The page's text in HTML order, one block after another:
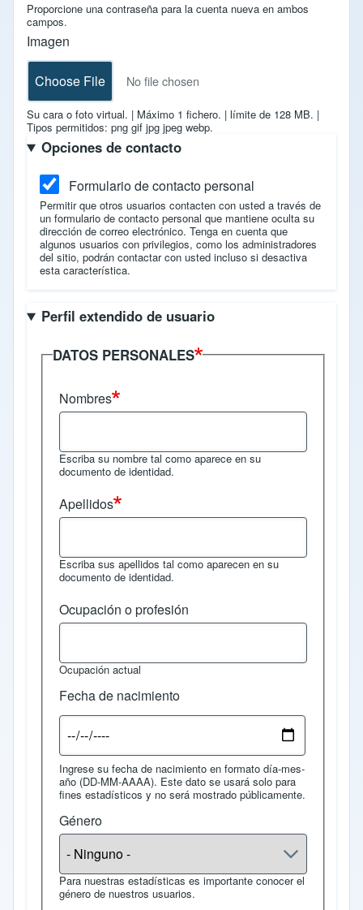
Proporcione una contraseña para la cuenta nueva en ambos
campos.
Imagen
Choose File No file chosen
Su cara o foto virtual. | Máximo 1 fichero. | límite de 128 MB. |
Tipos permitidos: png gif jpg jpeg webp.
Opciones de contacto
Formulario de contacto personal
Permitir que otros usuarios contacten con usted a través de
un formulario de contacto personal que mantiene oculta su
dirección de correo electrónico. Tenga en cuenta que
algunos usuarios con privilegios, como los administradores
del sitio, podrán contactar con usted incluso si desactiva
esta característica.
Perfil extendido de usuario
DATOS PERSONALES
Nombres
Escriba su nombre tal como aparece en su
documento de identidad.
Apellidos
Escriba sus apellidos tal como aparecen en su
documento de identidad.
Ocupación o profesión
Ocupación actual
Fecha de nacimiento
Fecha
Ingrese su fecha de nacimiento en formato día-mes-
año (DD-MM-AAAA). Este dato se usará solo para
fines estadísticos y no será mostrado públicamente.
Género
Para nuestras estadísticas es importante conocer el
género de nuestros usuarios.